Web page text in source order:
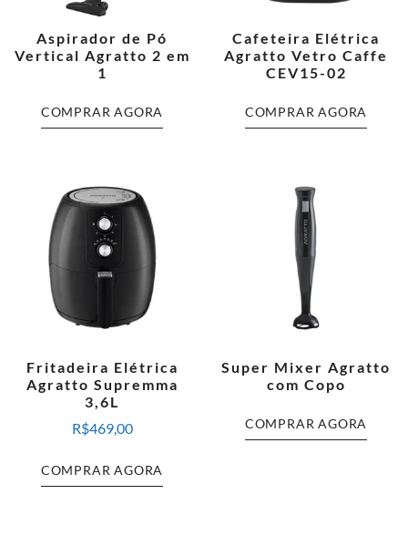
Aspirador de Pó
Vertical Agratto 2 em
1
COMPRAR AGORA
Cafeteira Elétrica
Agratto Vetro Caffe
CEV15-02
COMPRAR AGORA
Fritadeira Elétrica
Agratto Supremma
3,6L
R$469,00
COMPRAR AGORA
Super Mixer Agratto
com Copo
COMPRAR AGORA